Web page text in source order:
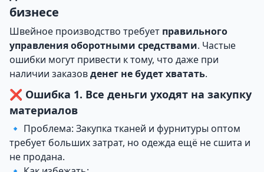
бизнесе
Швейное производство требует правильного
управления оборотными средствами. Частые
ошибки могут привести к тому, что даже при
наличии заказовденег не будет хватать.
❌ Ошибка 1. Все деньги уходят на закупку
материалов
🔹 Проблема: Закупка тканей и фурнитуры оптом
требует больших затрат, но одежда ещё не сшита и
не продана.